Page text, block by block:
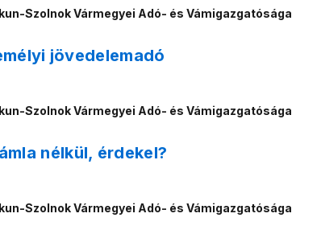
Szolnok Vármegyei Adó- és Vámigazgatósága
jövedelemadó
Szolnok Vármegyei Adó- és Vámigazgatósága
nélkül, érdekel?
Szolnok Vármegyei Adó- és Vámigazgatósága